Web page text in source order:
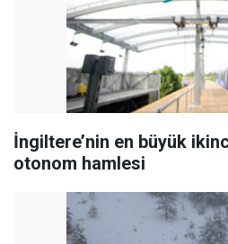
İngiltere’nin en büyük
otonom hamlesi